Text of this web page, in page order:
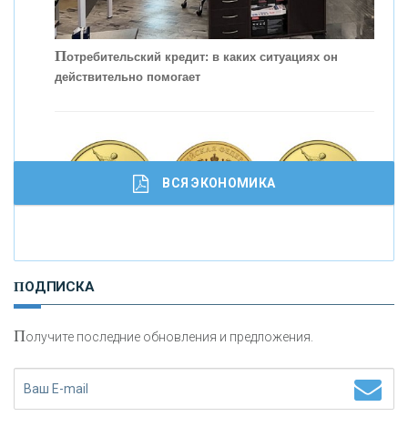
Скорость - один из главных трендов в
кредитовании бизнеса - «Интервью»
Потребительский кредит: в каких ситуациях он
действительно помогает
И
сохранения и увеличения капитала
ВСЯ ЭКОНОМИКА
ПОДПИСКА
Получите последние обновления и предложения.